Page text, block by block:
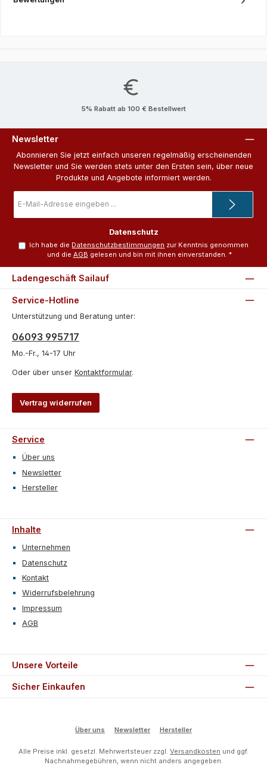
5% Rabatt ab 100 € Bestellwert
Newsletter
Abonnieren Sie jetzt einfach unseren regelmäßig erscheinenden
Newsletter und Sie werden stets unter den Ersten sein, über neue
Produkte und Angebote informiert werden.
Mail-
Datenschutz
Ich habe die Datenschutzbestimmungen zur Kenntnis genommen
und die AGB gelesen und bin mit ihnen einverstanden. *
Service-Hotline
Unterstützung und Beratung unter:
06093 995717
Mo.-Fr., 14-17 Uhr
Oder über unser Kontaktformular.
Vertrag widerrufen
Ladengeschäft Sailauf
Service
Über uns
Newsletter
Hersteller
Inhalte
Unternehmen
Datenschutz
Kontakt
Widerrufsbelehrung
Impressum
AGB
Unsere Vorteile
Sicher Einkaufen
Über uns Newsletter Hersteller
Alle Preise inkl. gesetzl. Mehrwertsteuer zzgl. Versandkosten und ggf.
Nachnahmegebühren, wenn nicht anders angegeben.